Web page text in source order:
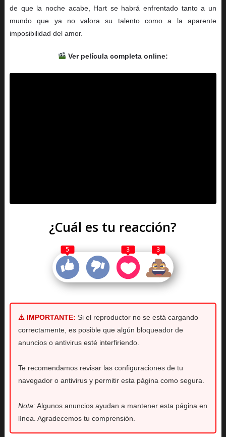
de que la noche acabe, Hart se habrá enfrentado tanto a un
mundo que ya no valora su talento como a la aparente
imposibilidad del amor.
Ver película completa online:
¿Cuál es tu reacción?
5 3 3
⚠ IMPORTANTE: Si el reproductor no se está cargando
correctamente, es posible que algún bloqueador de
anuncios o antivirus esté interfiriendo.
Te recomendamos revisar las configuraciones de tu
navegador o antivirus y permitir esta página como segura.
Nota:Algunos anuncios ayudan a mantener esta página en
línea. Agradecemos tu comprensión.